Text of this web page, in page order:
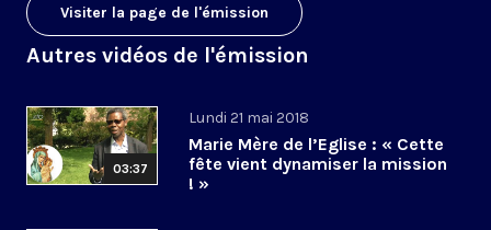
Visiter la page de l'émission
Autres vidéos de l'émission
03:37
Lundi 21 mai 2018
Marie Mère de l’Eglise : « Cette
fête vient dynamiser la mission
! »